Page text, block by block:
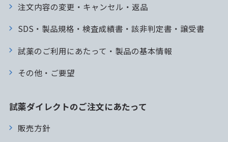
注文内容の変更・キャンセル・返品
SDS・製品規格・検査成績書・該非判定書・譲受書
試薬のご利用にあたって・製品の基本情報
その他・ご要望
試薬ダイレクトのご注文にあたって
販売方針